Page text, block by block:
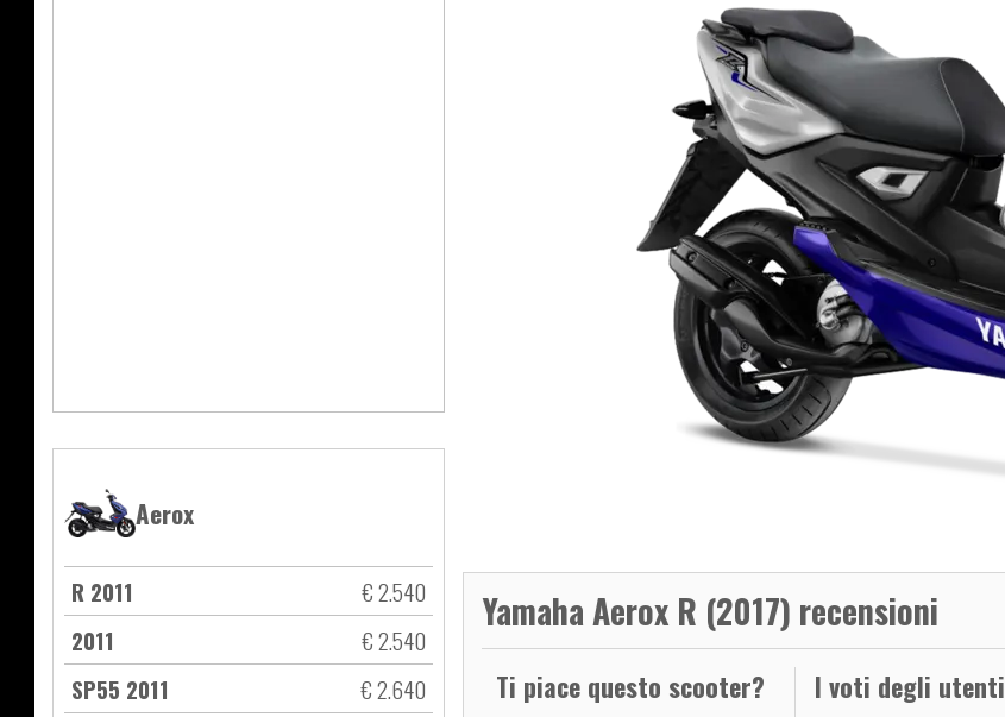
Aerox
R 2011
€ 2.540
2011
€ 2.540
SP55 2011
€ 2.640
Yamaha Aerox R (2017) recensioni
Ti piace questo scooter? I voti degli utenti